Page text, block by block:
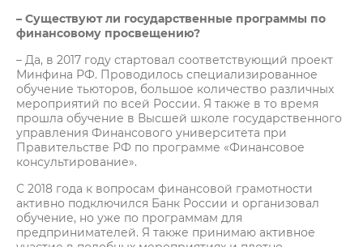
– Существуют ли государственные программы по
финансовому просвещению?
– Да, в 2017 году стартовал соответствующий проект
Минфина РФ. Проводилось специализированное
обучение тьюторов, большое количество различных
мероприятий по всей России. Я также в то время
прошла обучение в Высшей школе государственного
управления Финансового университета при
Правительстве РФ по программе «Финансовое
консультирование».
С 2018 года к вопросам финансовой грамотности
активно подключился Банк России и организовал
обучение, но уже по программам для
предпринимателей. Я также принимаю активное